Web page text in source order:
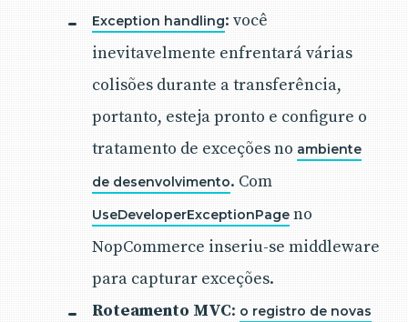
Exception handling: você
inevitavelmente enfrentará várias
colisões durante a transferência,
portanto, esteja pronto e configure o
tratamento de exceções no ambiente
de desenvolvimento. Com
UseDeveloperExceptionPage no
NopCommerce inseriu-se middleware
para capturar exceções.
Roteamento MVC: o registro de novas